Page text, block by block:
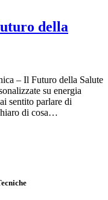
della
– Il Futuro della Salute
su energia
sentito parlare di
di cosa…